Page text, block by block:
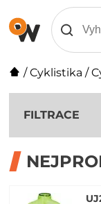
/Cyklistika /
FILTRACE